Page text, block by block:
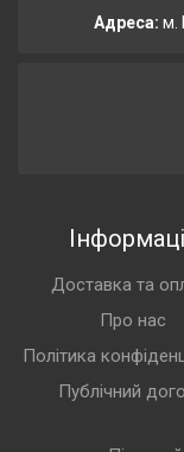
Адреса: м.
Доставка та
Про нас
Політика
Публічний